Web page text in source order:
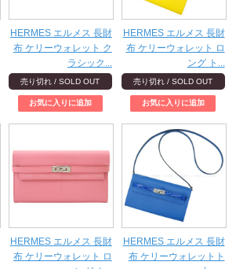
HERMES エルメス 長財
布 ケリーウォレット ク
ラシック...
売り切れ / SOLD OUT
HERMES エルメス 長財
布 ケリーウォレット ロ
ング ト...
売り切れ / SOLD OUT
HERMES エルメス 長財
布 ケリーウォレット ロ
HERMES エルメス 長財
布 ケリーウォレットト